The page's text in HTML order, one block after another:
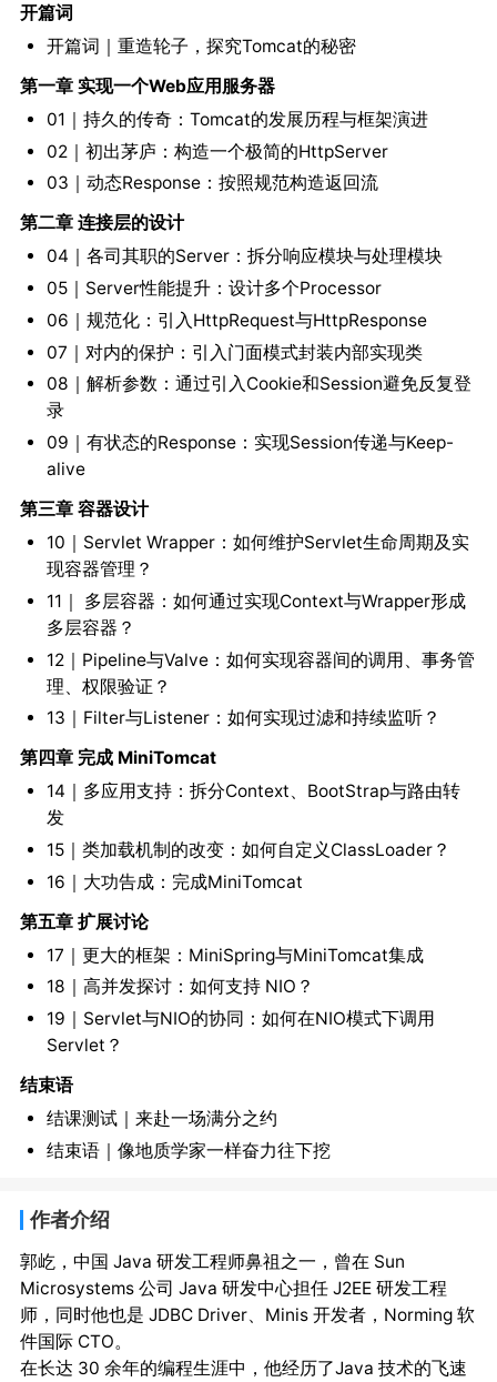
开篇词
开篇词｜重造轮子，探究Tomcat的秘密
第一章 实现一个Web应用服务器
01｜持久的传奇：Tomcat的发展历程与框架演进
02｜初出茅庐：构造一个极简的HttpServer
03｜动态Response：按照规范构造返回流
第二章 连接层的设计
04｜各司其职的Server：拆分响应模块与处理模块
05｜Server性能提升：设计多个Processor
06｜规范化：引入HttpRequest与HttpResponse
07｜对内的保护：引入门面模式封装内部实现类
08｜解析参数：通过引入Cookie和Session避免反复登
录
09｜有状态的Response：实现Session传递与Keep-
alive
第三章 容器设计
10｜Servlet Wrapper：如何维护Servlet生命周期及实
现容器管理？
11｜ 多层容器：如何通过实现Context与Wrapper形成
多层容器？
12｜Pipeline与Valve：如何实现容器间的调用、事务管
理、权限验证？
13｜Filter与Listener：如何实现过滤和持续监听？
第四章 完成 MiniTomcat
14｜多应用支持：拆分Context、BootStrap与路由转
发
15｜类加载机制的改变：如何自定义ClassLoader？
16｜大功告成：完成MiniTomcat
第五章 扩展讨论
17｜更大的框架：MiniSpring与MiniTomcat集成
18｜高并发探讨：如何支持 NIO？
19｜Servlet与NIO的协同：如何在NIO模式下调用
Servlet？
结束语
结课测试｜来赴一场满分之约
结束语｜像地质学家一样奋力往下挖
作者介绍
郭屹，中国 Java 研发工程师鼻祖之一，曾在 Sun
Microsystems 公司 Java 研发中心担任 J2EE 研发工程
师，同时他也是 JDBC Driver、Minis 开发者，Norming 软
件国际 CTO。
在长达 30 余年的编程生涯中，他经历了Java 技术的飞速